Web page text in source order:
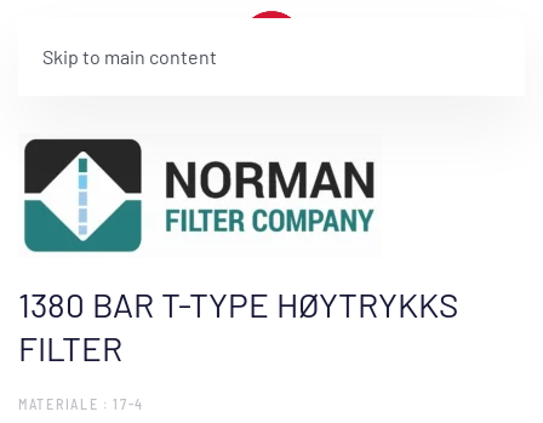
Skip to main content
1380 BAR T-TYPE HØYTRYKKS
FILTER
MATERIALE : 17-4